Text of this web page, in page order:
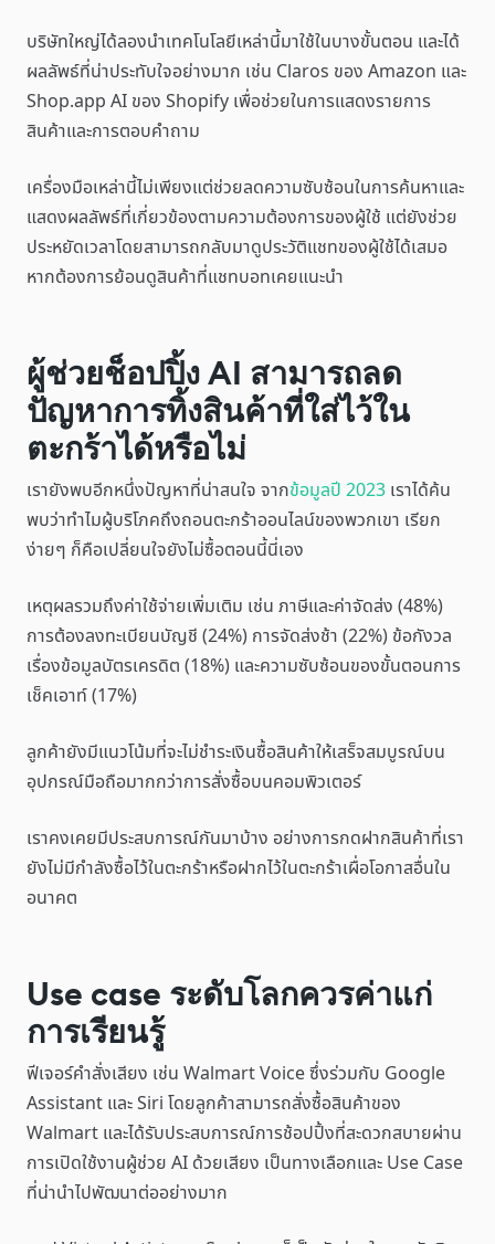
บริษัทใหญ่ได้ลองนำเทคโนโลยีเหล่านี้มาใช้ในบางขั้นตอน และได้
ผลลัพธ์ที่น่าประทับใจอย่างมาก เช่น Claros ของ Amazon และ
Shop.app AI ของ Shopify เพื่อช่วยในการแสดงรายการ
สินค้าและการตอบคำถาม
เครื่องมือเหล่านี้ไม่เพียงแต่ช่วยลดความซับซ้อนในการค้นหาและ
แสดงผลลัพธ์ที่เกี่ยวข้องตามความต้องการของผู้ใช้ แต่ยังช่วย
ประหยัดเวลาโดยสามารถกลับมาดูประวัติแชทของผู้ใช้ได้เสมอ
หากต้องการย้อนดูสินค้าที่แชทบอทเคยแนะนำ
ผู้ช่วยช็อปปิ้ง AI สามารถลด
ปัญหาการทิ้งสินค้าที่ใส่ไว้ใน
ตะกร้าได้หรือไม่
เรายังพบอีกหนึ่งปัญหาที่น่าสนใจ จากข้อมูลปี 2023 เราได้ค้น
พบว่าทำไมผู้บริโภคถึงถอนตะกร้าออนไลน์ของพวกเขา เรียก
ง่ายๆ ก็คือเปลี่ยนใจยังไม่ซื้อตอนนี้นี่เอง
เหตุผลรวมถึงค่าใช้จ่ายเพิ่มเติม เช่น ภาษีและค่าจัดส่ง (48%)
การต้องลงทะเบียนบัญชี (24%) การจัดส่งช้า (22%) ข้อกังวล
เรื่องข้อมูลบัตรเครดิต (18%) และความซับซ้อนของขั้นตอนการ
เช็คเอาท์ (17%)
ลูกค้ายังมีแนวโน้มที่จะไม่ชำระเงินซื้อสินค้าให้เสร็จสมบูรณ์บน
อุปกรณ์มือถือมากกว่าการสั่งซื้อบนคอมพิวเตอร์
เราคงเคยมีประสบการณ์กันมาบ้าง อย่างการกดฝากสินค้าที่เรา
ยังไม่มีกำลังซื้อไว้ในตะกร้าหรือฝากไว้ในตะกร้าเผื่อโอกาสอื่นใน
อนาคต
Use case ระดับโลกควรค่าแก่
การเรียนรู้
ฟีเจอร์คำสั่งเสียง เช่น Walmart Voice ซึ่งร่วมกับ Google
Assistant และ Siri โดยลูกค้าสามารถสั่งซื้อสินค้าของ
Walmart และได้รับประสบการณ์การช้อปปิ้งที่สะดวกสบายผ่าน
การเปิดใช้งานผู้ช่วย AI ด้วยเสียง เป็นทางเลือกและ Use Case
ที่น่านำไปพัฒนาต่ออย่างมาก